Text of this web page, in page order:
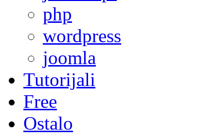
php
wordpress
joomla
Tutorijali
Free
Ostalo